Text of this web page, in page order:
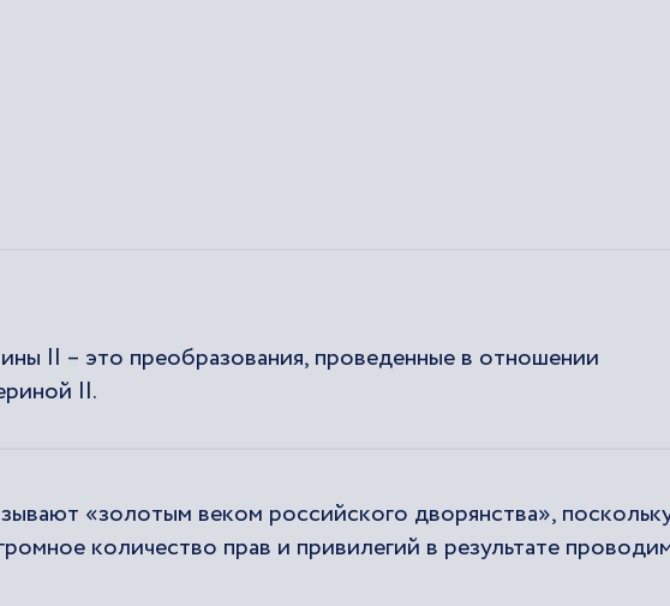
II – это преобразования, проведенные в отношении
II.
«золотым веком российского дворянства»,
количество прав и привилегий в результате